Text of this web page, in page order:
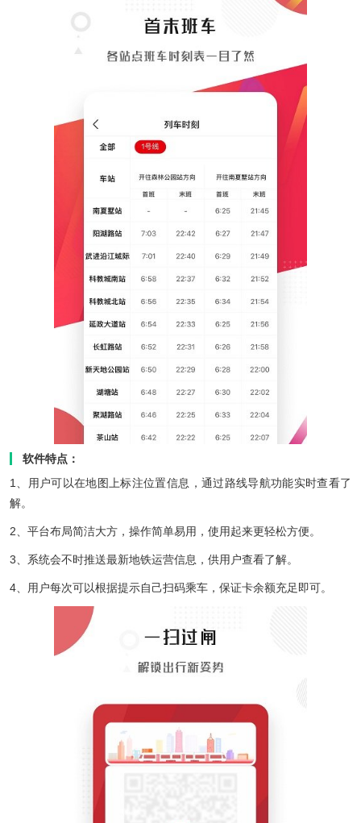
软件特点：
1、用户可以在地图上标注位置信息，通过路线导航功能实时查看了
解。
2、平台布局简洁大方，操作简单易用，使用起来更轻松方便。
3、系统会不时推送最新地铁运营信息，供用户查看了解。
4、用户每次可以根据提示自己扫码乘车，保证卡余额充足即可。